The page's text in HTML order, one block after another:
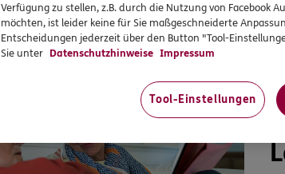
Verfügung zu stellen, z.B. durch die Nutzung von Facebook
möchten, ist leider keine für Sie maßgeschneiderte
Entscheidungen jederzeit über den Button "Tool-
Sie unter Datenschutzhinweise Impressum
Tool-Einstellungen